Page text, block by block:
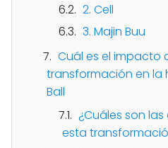
2. Cell
3. Majin Buu
Cuál es el impacto
transformación en la
Ball
¿Cuáles son
esta